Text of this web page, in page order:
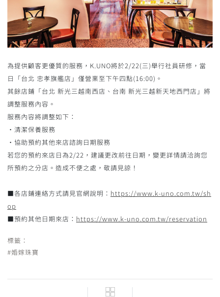
為提供顧客更優質的服務，K.UNO將於2/22(三)舉行社員研修，當
日「台北 忠孝旗艦店」僅營業至下午四點(16:00)。
其餘店鋪「台北 新光三越南西店、台南 新光三越新天地西門店」將
調整服務內容。
服務內容將調整如下：
・清潔保養服務
・協助預約其他來店諮詢日期服務
若您的預約來店日為2/22，建議更改前往日期，變更詳情請洽詢您
所預約之分店。造成不便之處，敬請見諒！
■各店鋪連絡方式請見官網說明： https://www.k-uno.com.tw/sh
op
■預約其他日期來店： https://www.k-uno.com.tw/reservation
標籤：
#婚嫁珠寶